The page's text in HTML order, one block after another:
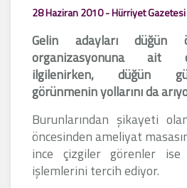
28 Haziran 2010 - Hürriyet Gazetesi
Gelin adayları düğün
organizasyonuna ait
ilgilenirken, düğün
görünmenin yollarını da
Burunlarından şikayeti
öncesinden ameliyat
ince çizgiler görenler
işlemlerini tercih ediyor.